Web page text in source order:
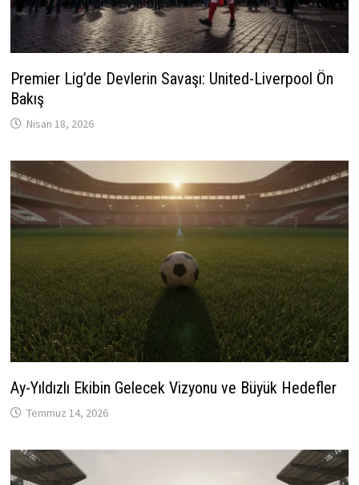
Premier Lig’de Devlerin Savaşı: United-Liverpool Ön
Bakış
Nisan 18, 2026
Ay-Yıldızlı Ekibin Gelecek Vizyonu ve Büyük Hedefler
Temmuz 14, 2026